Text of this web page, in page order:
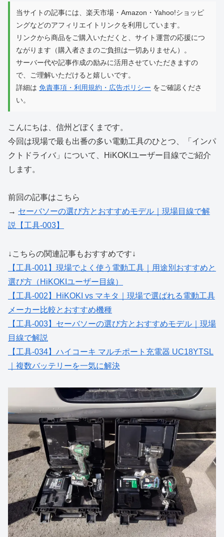
当サイトの記事には、楽天市場・Amazon・Yahoo!ショッピ
ングなどのアフィリエイトリンクを利用しています。
リンクから商品をご購入いただくと、サイト運営の応援につ
ながります（購入者さまのご負担は一切ありません）。
サーバー代や記事作成の励みに活用させていただきますの
で、ご理解いただけると嬉しいです。
詳細は 免責事項・利用規約・広告ポリシー をご確認くださ
い。
こんにちは、信州どぼくまです。
今回は現場で最も出番の多い電動工具のひとつ、「インパ
クトドライバ」について、HiKOKIユーザー目線でご紹介
します。
前回の記事はこちら
→ セーバソーの選び方とおすすめモデル｜現場目線で解
説【工具-003】
↓こちらの関連記事もおすすめです↓
【工具-001】現場でよく使う電動工具｜用途別おすすめと
選び方（HiKOKIユーザー目線）
【工具-002】HiKOKI vs マキタ｜現場で選ばれる電動工具
メーカー比較とおすすめ機種
【工具-003】セーバソーの選び方とおすすめモデル｜現場
目線で解説
【工具-034】ハイコーキ マルチポート充電器 UC18YTSL
｜複数バッテリーを一気に解決